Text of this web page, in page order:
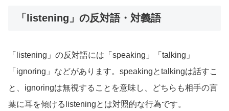
「listening」の反対語・対義語
「listening」の反対語には「speaking」「talking」
「ignoring」などがあります。speakingとtalkingは話すこ
と、ignoringは無視することを意味し、どちらも相手の言
葉に耳を傾けるlisteningとは対照的な行為です。